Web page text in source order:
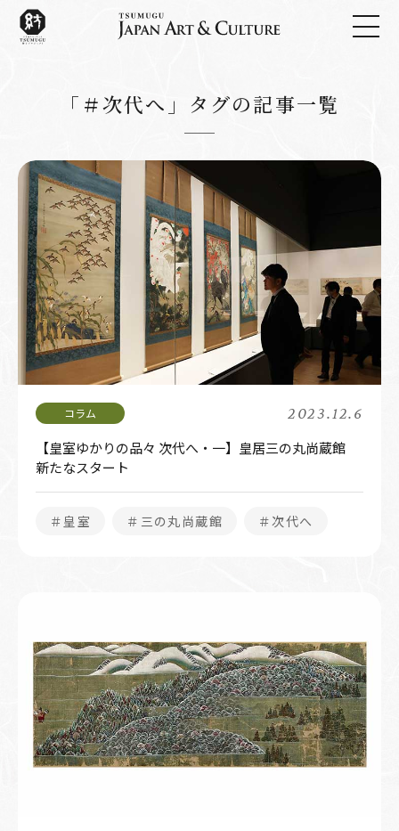
「＃次代へ」タグの記事一覧
2023.12.6
【皇室ゆかりの品々 次代へ・一】皇居三の丸尚蔵館
新たなスタート
＃皇室 ＃三の丸尚蔵館 ＃次代へ